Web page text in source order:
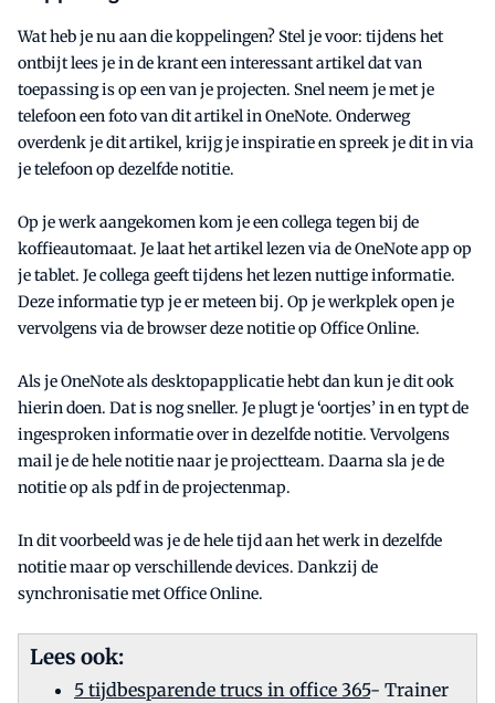
Wat heb je nu aan die koppelingen? Stel je voor: tijdens het
ontbijt lees je in de krant een interessant artikel dat van
toepassing is op een van je projecten. Snel neem je met je
telefoon een foto van dit artikel in OneNote. Onderweg
overdenk je dit artikel, krijg je inspiratie en spreek je dit in via
je telefoon op dezelfde notitie.
Op je werk aangekomen kom je een collega tegen bij de
koffieautomaat. Je laat het artikel lezen via de OneNote app op
je tablet. Je collega geeft tijdens het lezen nuttige informatie.
Deze informatie typ je er meteen bij. Op je werkplek open je
vervolgens via de browser deze notitie op Office Online.
Als je OneNote als desktopapplicatie hebt dan kun je dit ook
hierin doen. Dat is nog sneller. Je plugt je ‘oortjes’ in en typt de
ingesproken informatie over in dezelfde notitie. Vervolgens
mail je de hele notitie naar je projectteam. Daarna sla je de
notitie op als pdf in de projectenmap.
In dit voorbeeld was je de hele tijd aan het werk in dezelfde
notitie maar op verschillende devices. Dankzij de
synchronisatie met Office Online.
Lees ook:
5 tijdbesparende trucs in office 365- Trainer